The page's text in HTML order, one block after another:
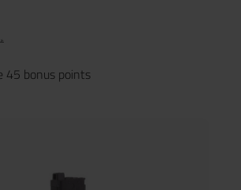
Gas-Magazin:Bietet genügend
Airsoft-
speziell für die ARCHWICK
Gas Airsoft Maschinenpistole.
45 bonus points